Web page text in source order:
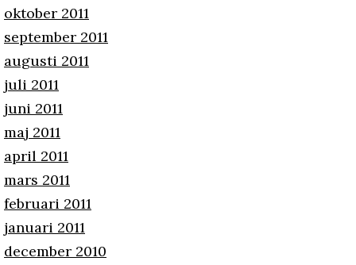
oktober 2011
september 2011
augusti 2011
juli 2011
juni 2011
maj 2011
april 2011
mars 2011
februari 2011
januari 2011
december 2010